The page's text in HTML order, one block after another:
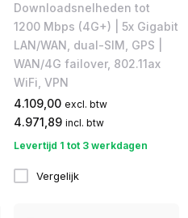
Downloadsnelheden tot
1200 Mbps (4G+)​ | 5x Gigabit
LAN/WAN, dual-SIM, GPS | ​
WAN/4G failover, 802.11ax
WiFi, VPN
4.109,00 excl. btw
4.971,89 incl. btw
Levertijd 1 tot 3 werkdagen
Vergelijk